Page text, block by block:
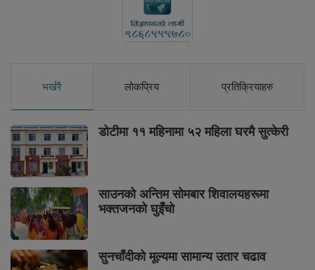
भर्खरै लोकप्रिय प्रतिक्रियाहरु
डोटीमा ११ महिनामा ५२ महिला घरमै सुत्केरी
साउनको अन्तिम सोमबार शिवालयहरूमा
भक्तजनको घुइँचो
सुनचाँदीको मूल्यमा सामान्य उतार चढाव